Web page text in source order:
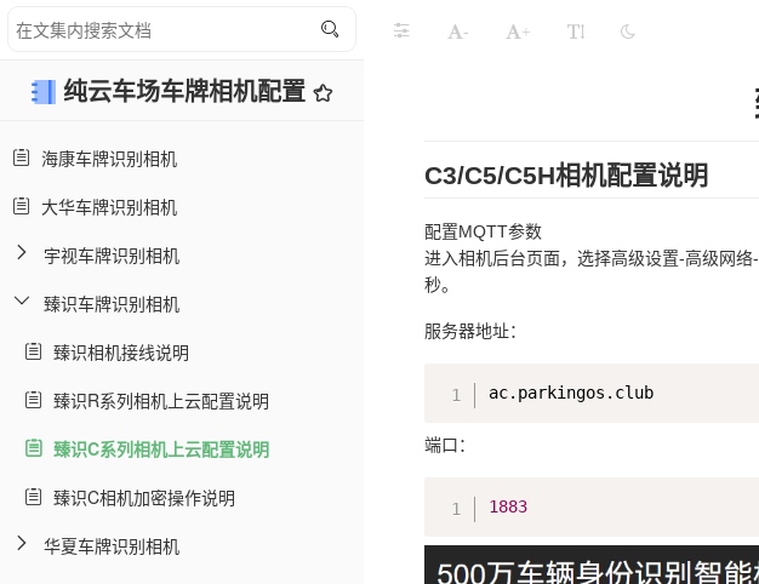
纯云车场车牌相机配置
海康车牌识别相机
大华车牌识别相机
宇视车牌识别相机
臻识车牌识别相机
臻识相机接线说明
臻识R系列相机上云配置说明
臻识C系列相机上云配置说明
臻识C相机加密操作说明
华夏车牌识别相机
- +
C3/C5/C5H相机配置说明
配置MQTT参数
进入相机后台页面，选择高级设置-高级网
秒。
服务器地址：
ac.parkingos.club
端口：
1883